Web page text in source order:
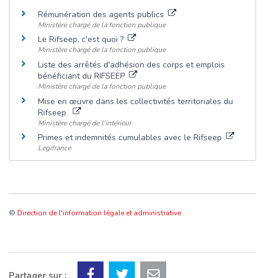
Rémunération des agents publics
Ministère chargé de la fonction publique
Le Rifseep, c'est quoi ?
Ministère chargé de la fonction publique
Liste des arrêtés d'adhésion des corps et emplois
bénéficiant du RIFSEEP
Ministère chargé de la fonction publique
Mise en œuvre dans les collectivités territoriales du
Rifseep
Ministère chargé de l'intérieur
Primes et indemnités cumulables avec le Rifseep
Legifrance
© Direction de l'information légale et administrative